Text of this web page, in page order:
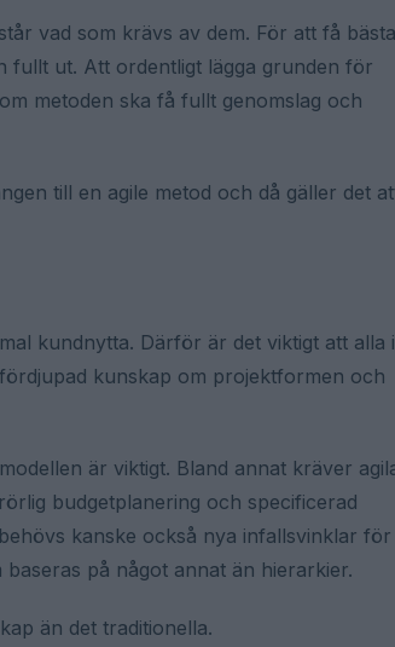
vad som krävs av dem. För att få bästa
fullt ut. Att ordentligt lägga grunden för
metoden ska få fullt genomslag och
till en agile metod och då gäller det
kundnytta. Därför är det viktigt att alla i
kunskap om projektformen och
är viktigt. Bland annat kräver
budgetplanering och specificerad
kanske också nya infallsvinklar för
på något annat än hierarkier.
än det traditionella.